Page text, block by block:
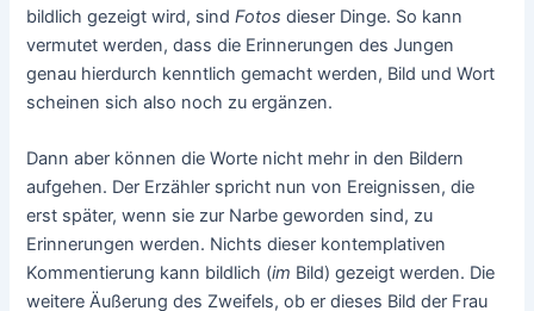
bildlich gezeigt wird, sindFotos dieser Dinge. So kann
vermutet werden, dass die Erinnerungen des Jungen
genau hierdurch kenntlich gemacht werden, Bild und Wort
scheinen sich also noch zu ergänzen.
Dann aber können die Worte nicht mehr in den Bildern
aufgehen. Der Erzähler spricht nun von Ereignissen, die
erst später, wenn sie zur Narbe geworden sind, zu
Erinnerungen werden. Nichts dieser kontemplativen
Kommentierung kann bildlich (im Bild) gezeigt werden. Die
weitere Äußerung des Zweifels, ob er dieses Bild der Frau